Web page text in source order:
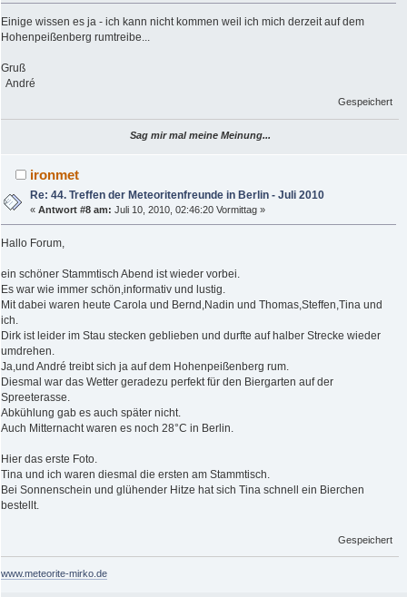
Einige wissen es ja - ich kann nicht kommen weil ich mich derzeit auf dem
Hohenpeißenberg rumtreibe...
Gruß
André
Gespeichert
Sag mir mal meine Meinung...
ironmet
Re: 44. Treffen der Meteoritenfreunde in Berlin - Juli 2010
«Antwort #8 am: Juli 10, 2010, 02:46:20 Vormittag »
Hallo Forum,
ein schöner Stammtisch Abend ist wieder vorbei.
Es war wie immer schön,informativ und lustig.
Mit dabei waren heute Carola und Bernd,Nadin und Thomas,Steffen,Tina und
ich.
Dirk ist leider im Stau stecken geblieben und durfte auf halber Strecke wieder
umdrehen.
Ja,und André treibt sich ja auf dem Hohenpeißenberg rum.
Diesmal war das Wetter geradezu perfekt für den Biergarten auf der
Spreeterasse.
Abkühlung gab es auch später nicht.
Auch Mitternacht waren es noch 28°C in Berlin.
Hier das erste Foto.
Tina und ich waren diesmal die ersten am Stammtisch.
Bei Sonnenschein und glühender Hitze hat sich Tina schnell ein Bierchen
bestellt.
Gespeichert
www.meteorite-mirko.de